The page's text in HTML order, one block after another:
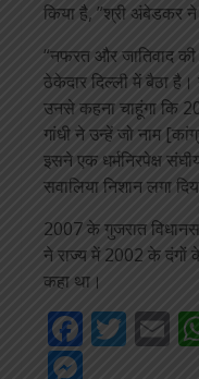
किया है, ”श्री अंबेडकर
“नफरत और जातिवाद
ठेकेदार दिल्ली में बैठा
उनसे कहना चाहूंगा कि
गांधी ने उन्हें जो नाम
इसने एक धर्मनिरपेक्ष
सवालिया निशान लगा
2007 के गुजरात
ने राज्य में 2002 के दंगों के
कहा था।